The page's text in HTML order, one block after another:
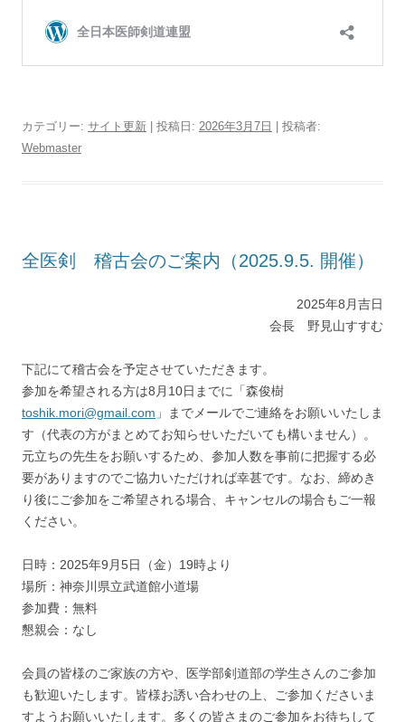
カテゴリー: サイト更新 | 投稿日: 2026年3月7日
投稿者:
Webmaster
全医剣 稽古会のご案内（2025.9.5. 開催）
2025年8月吉日
会長 野見山すすむ
下記にて稽古会を予定させていただきます。
参加を希望される方は8月10日までに「森俊樹
toshik.mori@gmail.com 」までメールでご連絡をお願いいたしま
す（代表の方がまとめてお知らせいただいても構いません）。
元立ちの先生をお願いするため、参加人数を事前に把握する必
要がありますのでご協力いただければ幸甚です。なお、締めき
り後にご参加をご希望される場合、キャンセルの場合もご一報
ください。
日時：2025年9月5日（金）19時より
場所：神奈川県立武道館小道場
参加費：無料
懇親会：なし
会員の皆様のご家族の方や、医学部剣道部の学生さんのご参加
も歓迎いたします。皆様お誘い合わせの上、ご参加くださいま
すようお願いいたします。多くの皆さまのご参加をお待ちして